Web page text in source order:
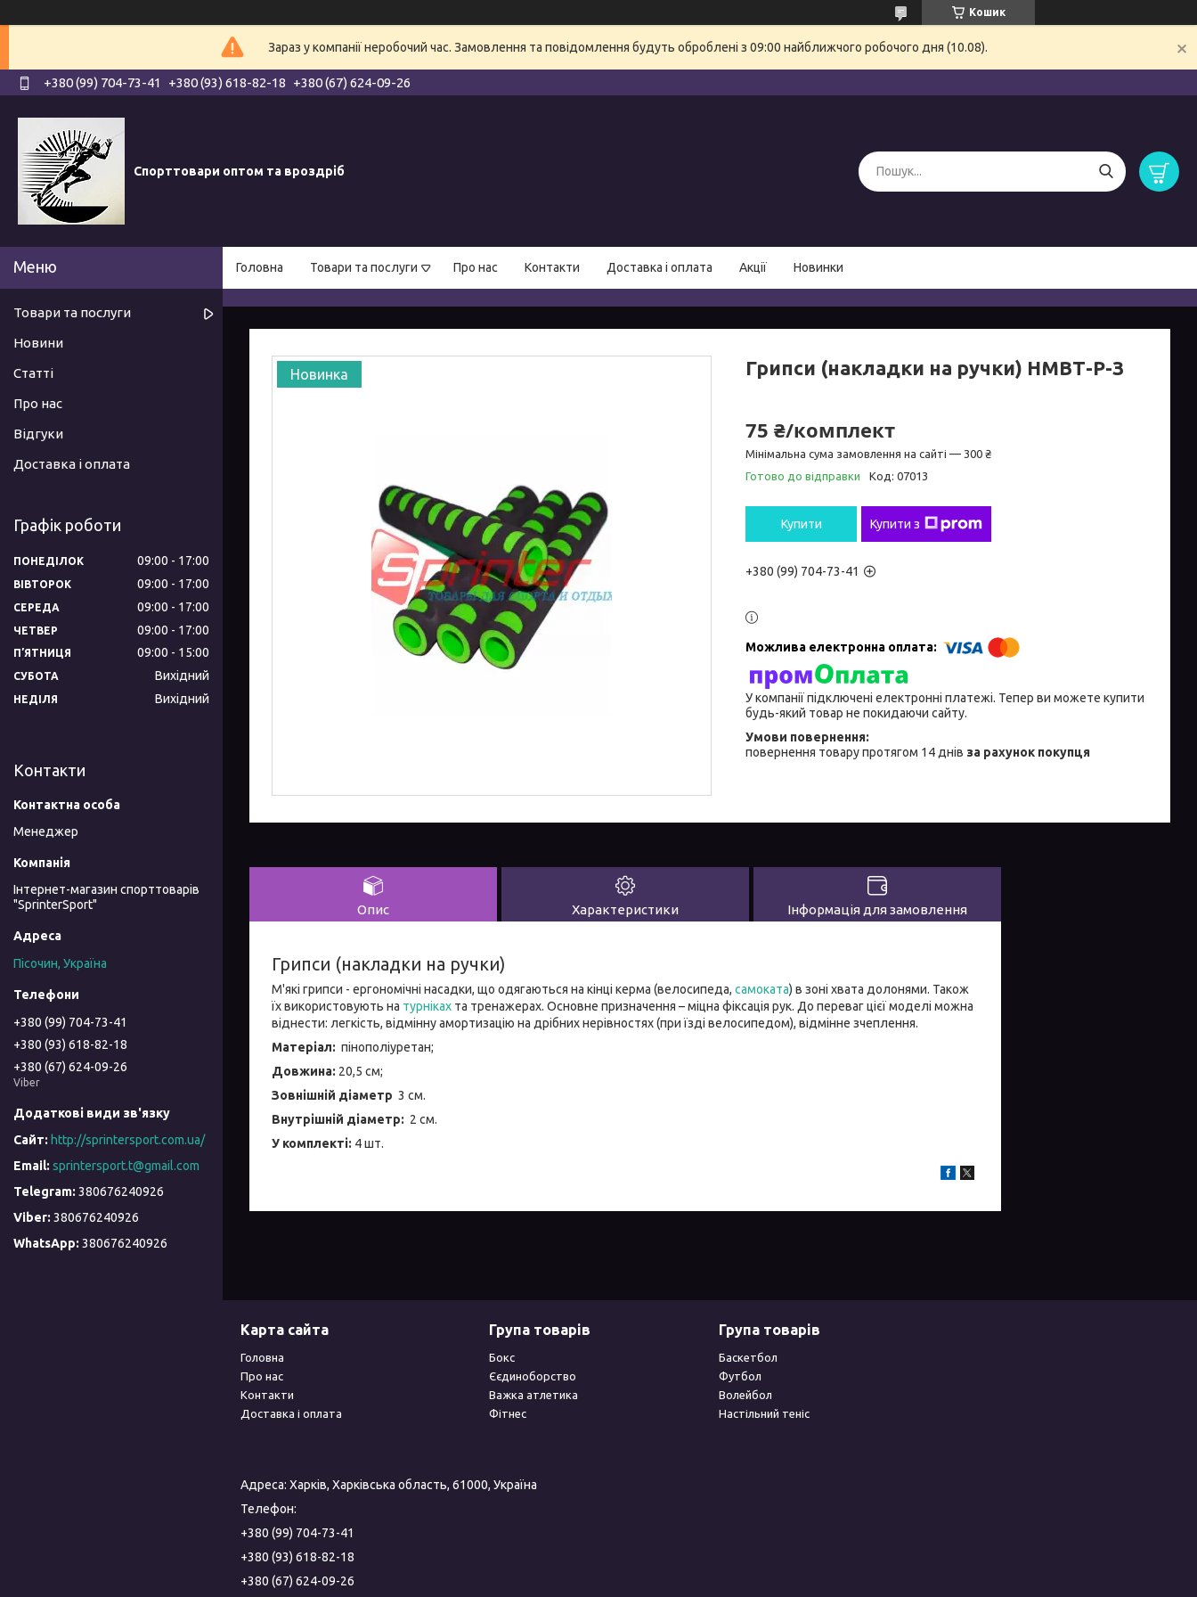
Кошик
Зараз у компанії неробочий час. Замовлення та повідомлення будуть оброблені з 09:00 найближчого робочого дня (10.08).
+380 (99) 704-73-41 +380 (93) 618-82-18 +380 (67) 624-09-26
Спорттовари оптом та вроздріб
Головна Товари та послуги Про нас Контакти Доставка і оплата Акції Новинки
Новинка Грипси (накладки на ручки) НМВТ-Р-З
75 ₴/комплект
Мінімальна сума замовлення на сайті — 300 ₴
Готово до відправки
Код: 07013
Купити Купити з
+380 (99) 704-73-41
У компанії підключені електронні платежі. Тепер ви можете купити
будь-який товар не покидаючи сайту.
повернення товару протягом 14 днів за рахунок покупця
Опис Характеристики Інформація для замовлення
Грипси (накладки на ручки)
М'які грипси - ергономічні насадки, що одягаються на кінці керма (велосипеда, самоката) в зоні хвата долонями. Також
їх використовують на турніках та тренажерах. Основне призначення – міцна фіксація рук. До переваг цієї моделі можна
віднести: легкість, відмінну амортизацію на дрібних нерівностях (при їзді велосипедом), відмінне зчеплення.
Матеріал: пінополіуретан;
Довжина: 20,5 см;
Зовнішній діаметр 3 см.
Внутрішній діаметр: 2 см.
У комплекті: 4 шт.
Товари та послуги
Новини
Статті
Про нас
Відгуки
Доставка і оплата
Графік роботи
ПОНЕДІЛОК 09:00 17:00
ВІВТОРОК 09:00 17:00
СЕРЕДА 09:00 17:00
ЧЕТВЕР 09:00 17:00
ПʼЯТНИЦЯ 09:00 15:00
СУБОТА Вихідний
НЕДІЛЯ Вихідний
Контакти
Менеджер
Інтернет-магазин спорттоварів
"SprinterSport"
Пісочин, Україна
+380 (99) 704-73-41
+380 (93) 618-82-18
+380 (67) 624-09-26
Viber
http://sprintersport.com.ua/
sprintersport.t@gmail.com
380676240926
380676240926
380676240926
Карта сайта
Головна
Про нас
Контакти
Доставка і оплата
Група товарів
Бокс
Єєдиноборство
Важка атлетика
Фітнес
Група товарів
Баскетбол
Футбол
Волейбол
Настільний теніс
Адреса: Харків, Харківська область, 61000, Україна
Телефон:
+380 (99) 704-73-41
+380 (93) 618-82-18
+380 (67) 624-09-26